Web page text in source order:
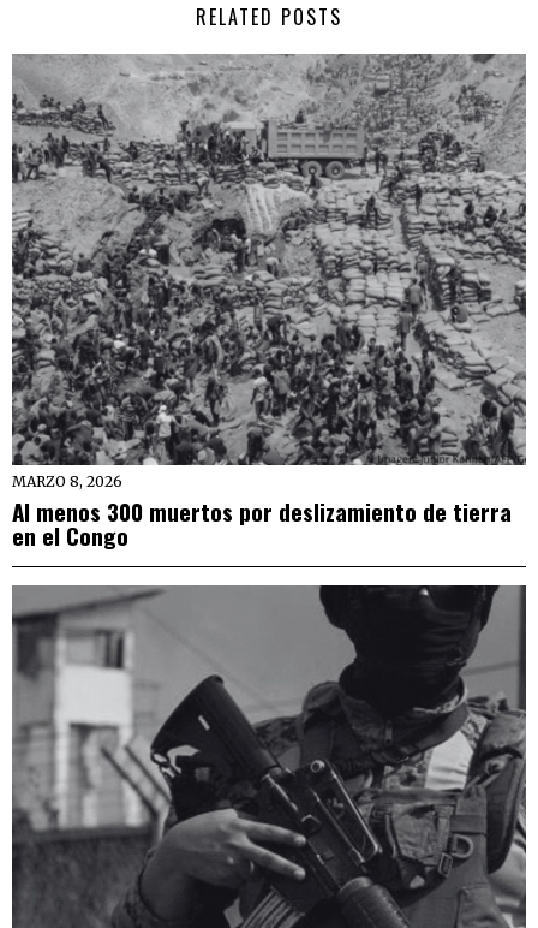
RELATED POSTS
MARZO 8, 2026
Al menos 300 muertos por deslizamiento de tierra
en el Congo